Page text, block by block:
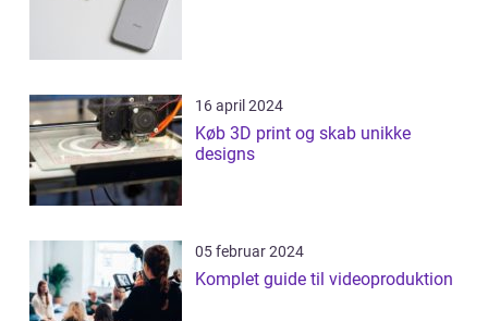
16 april 2024
Køb 3D print og skab unikke
designs
05 februar 2024
Komplet guide til videoproduktion